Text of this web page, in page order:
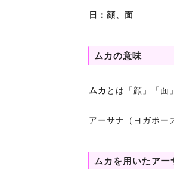
日：顔、面
ムカの意味
ムカ とは「顔」「面
アーサナ（ヨガポー
ムカを用いたアー